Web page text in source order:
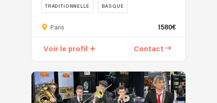
TRADITIONNELLE BASQUE
Paris 1580€
Voir le profil Contact